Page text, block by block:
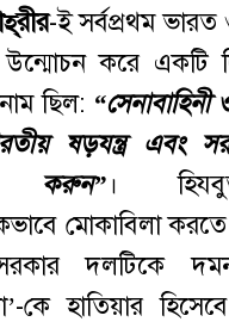
-ই সর্বপ্রথম ভারত
উন্মোচন করে একটি
ছিল: “
ষড়যন্ত্র এবং
করুন”।
মোকাবিলা করতে
দলটিকে
কে হাতিয়ার